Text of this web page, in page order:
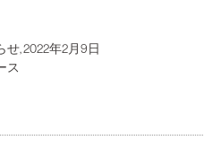
, 2022年2月9日
ス